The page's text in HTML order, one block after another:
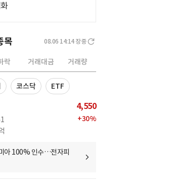
목 08.06 14:14 장중
락 거래대금 거래량
코스닥 ETF
4,550
+30%
아 100% 인수…전자피